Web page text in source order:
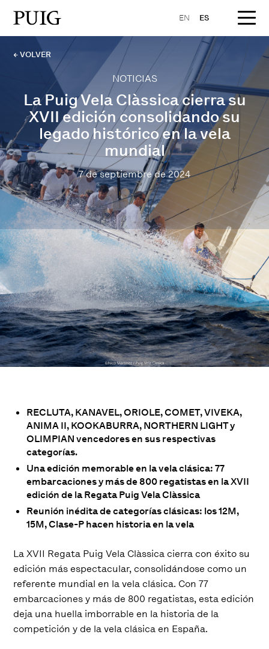
EN ES
← VOLVER
NOTICIAS
La Puig Vela Clàssica cierra su
XVII edición consolidando su
legado histórico en la vela
mundial
7 de septiembre de 2024
RECLUTA, KANAVEL, ORIOLE, COMET, VIVEKA,
ANIMA II, KOOKABURRA, NORTHERN LIGHT y
OLIMPIAN vencedores en sus respectivas
categorías.
Una edición memorable en la vela clásica: 77
embarcaciones y más de 800 regatistas en la XVII
edición de la Regata Puig Vela Clàssica
Reunión inédita de categorías clásicas: los 12M,
15M, Clase-P hacen historia en la vela
La XVII Regata Puig Vela Clàssica cierra con éxito su
edición más espectacular, consolidándose como un
referente mundial en la vela clásica. Con 77
embarcaciones y más de 800 regatistas, esta edición
deja una huella imborrable en la historia de la
competición y de la vela clásica en España.